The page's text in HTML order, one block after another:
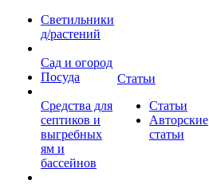
Светильники
д/растений
Сад и огород
Посуда
Средства для
септиков и
выгребных
ям и
бассейнов
Статьи
Статьи
Авторские
статьи